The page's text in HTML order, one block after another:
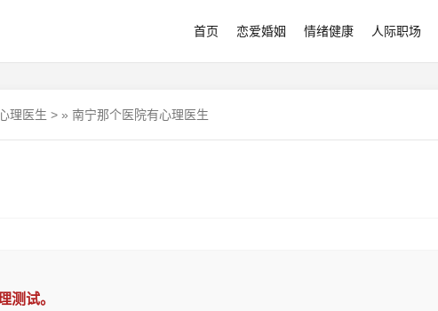
首页 恋爱婚姻 情绪健康 人际职场
理医生 > » 南宁那个医院有心理医生
测试。